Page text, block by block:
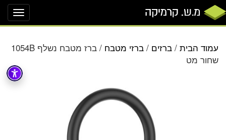
עמוד הבית / ברזים / ברזי מטבח
/ ברז מטבח נשלף 1054B
שחור מט